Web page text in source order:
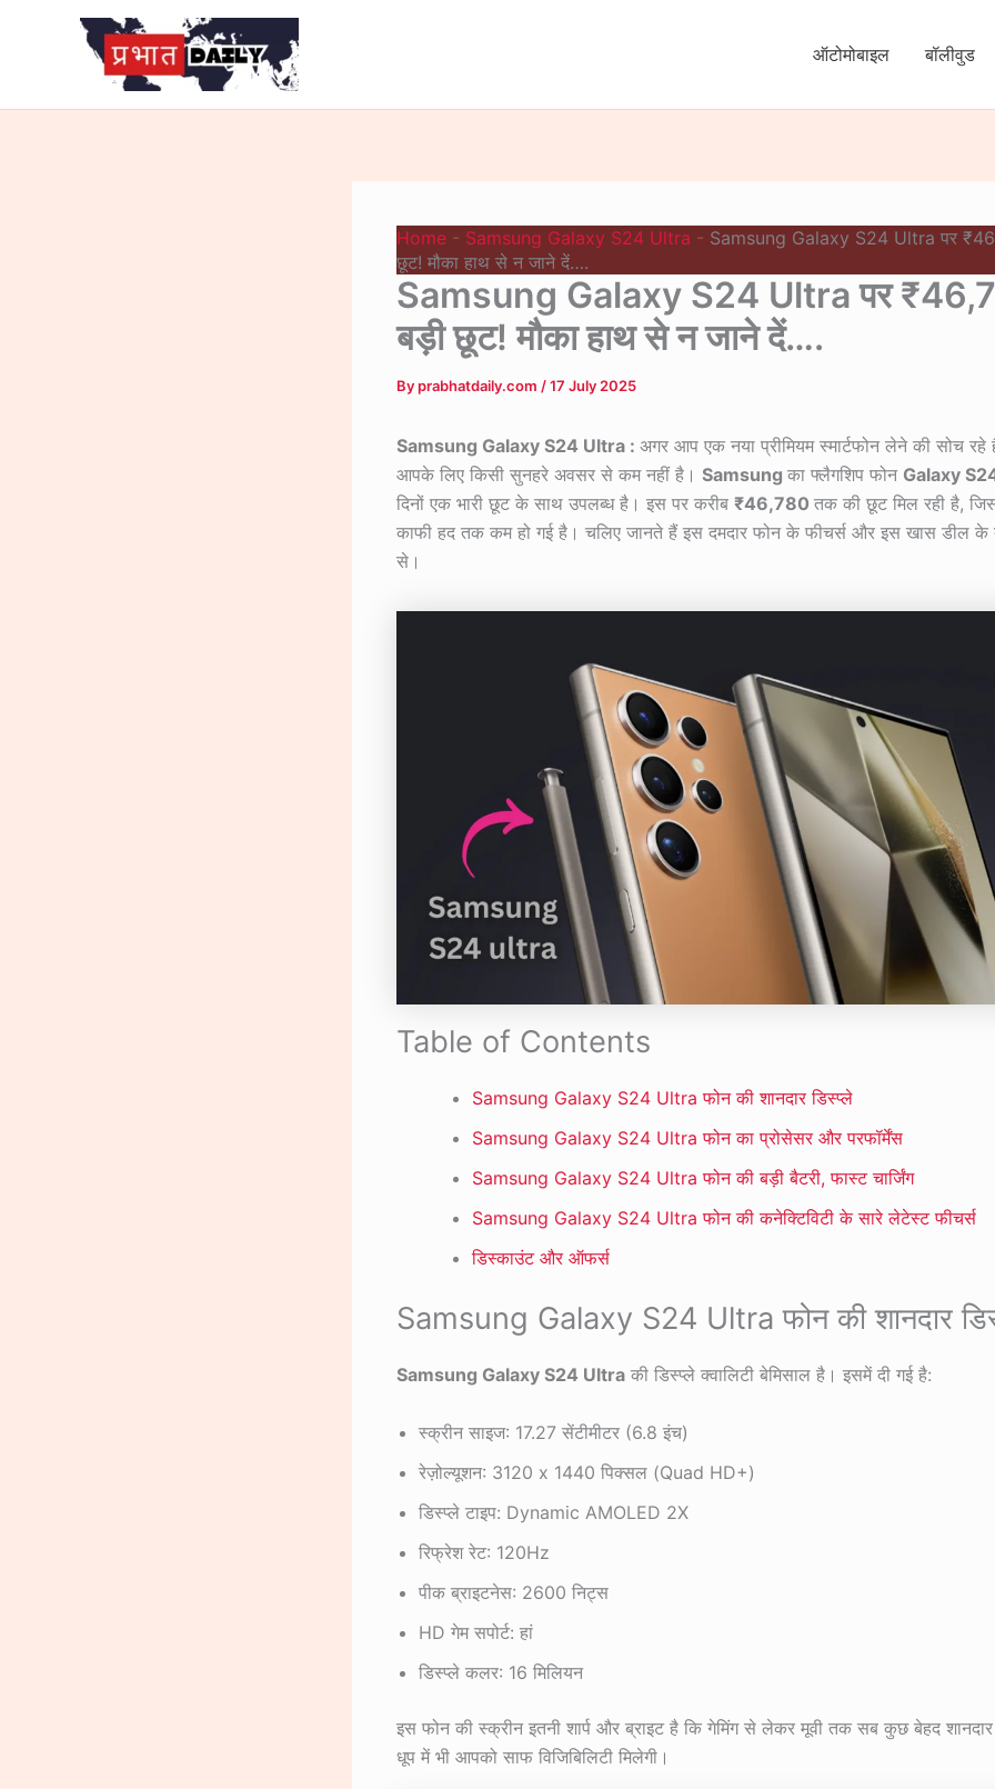
ऑटोमोबाइल बॉलीवुड
Home - Samsung Galaxy S24 Ultra - Samsung Galaxy S24 Ultra पर
छूट! मौका हाथ से न जाने दें….
Samsung Galaxy S24 Ultra पर
बड़ी छूट! मौका हाथ से न जाने दें….
Byprabhatdaily.com /17 July 2025
Samsung Galaxy S24 Ultra : अगर आप एक नया प्रीमियम स्मार्टफोन लेने की सोच रहे
आपके लिए किसी सुनहरे अवसर से कम नहीं है। Samsung का फ्लैगशिप फोन Galaxy
दिनों एक भारी छूट के साथ उपलब्ध है। इस पर करीब ₹46,780 तक की छूट मिल रही है,
काफी हद तक कम हो गई है। चलिए जानते हैं इस दमदार फोन के फीचर्स और इस खास डील के
से।
Table of Contents
Samsung Galaxy S24 Ultra फोन की शानदार डिस्प्ले
Samsung Galaxy S24 Ultra फोन का प्रोसेसर और परफॉर्मेंस
Samsung Galaxy S24 Ultra फोन की बड़ी बैटरी, फास्ट चार्जिंग
Samsung Galaxy S24 Ultra फोन की कनेक्टिविटी के सारे लेटेस्ट फीचर्स
डिस्काउंट और ऑफर्स
Samsung Galaxy S24 Ultra फोन की शानदार
Samsung Galaxy S24 Ultra की डिस्प्ले क्वालिटी बेमिसाल है। इसमें दी गई है:
स्क्रीन साइज: 17.27 सेंटीमीटर (6.8 इंच)
रेज़ोल्यूशन: 3120 x 1440 पिक्सल (Quad HD+)
डिस्प्ले टाइप: Dynamic AMOLED 2X
रिफ्रेश रेट: 120Hz
पीक ब्राइटनेस: 2600 निट्स
HD गेम सपोर्ट: हां
डिस्प्ले कलर: 16 मिलियन
इस फोन की स्क्रीन इतनी शार्प और ब्राइट है कि गेमिंग से लेकर मूवी तक सब कुछ बेहद
धूप में भी आपको साफ विजिबिलिटी मिलेगी।